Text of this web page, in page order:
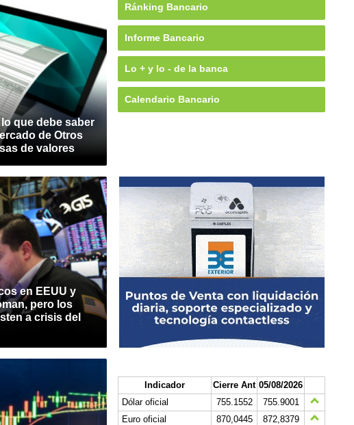
que debe saber
de Otros
de valores
en EEUU y
pero los
a crisis del
Ránking Bancario
Informe Bancario
Lo + y lo - de la banca
Calendario Bancario
Indicador Cierre Ant 05/08/2026
Dólar oficial
755.1552
755.9001
Euro oficial
870,0445
872,8379